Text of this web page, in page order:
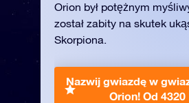
Orion był potężnym
został zabity na skutek
Skorpiona.
Nazwij gwiazdę w
Orion! Od 4320